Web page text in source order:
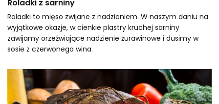
Roladki z sarniny
Roladki to mięso zwijane z nadzieniem. W naszym daniu na
wyjątkowe okazje, w cienkie plastry kruchej sarniny
zawijamy orzeźwiające nadzienie żurawinowe i dusimy w
sosie z czerwonego wina.